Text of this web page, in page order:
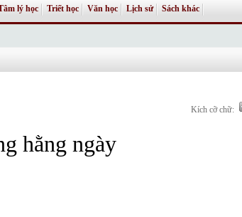
lý học Triết học Văn học Lịch sử Sách khác
Kích cỡ chữ:
hằng ngày